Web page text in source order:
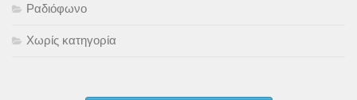
Ραδιόφωνο
Χωρίς κατηγορία